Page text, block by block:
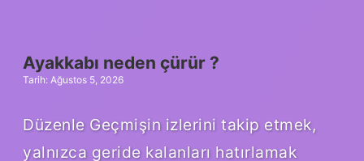
Ayakkabı neden çürür ?
Tarih: Ağustos 5, 2026
Düzenle Geçmişin izlerini takip etmek,
yalnızca geride kalanları hatırlamak